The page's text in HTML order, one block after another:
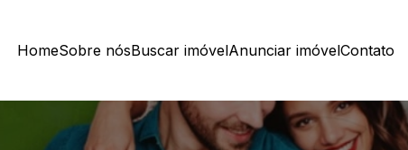
HomeSobre nósBuscar imóvelAnunciar imóvelContato